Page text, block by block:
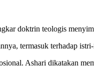
doktrin teologis
termasuk terhadap
Ashari dikatakan